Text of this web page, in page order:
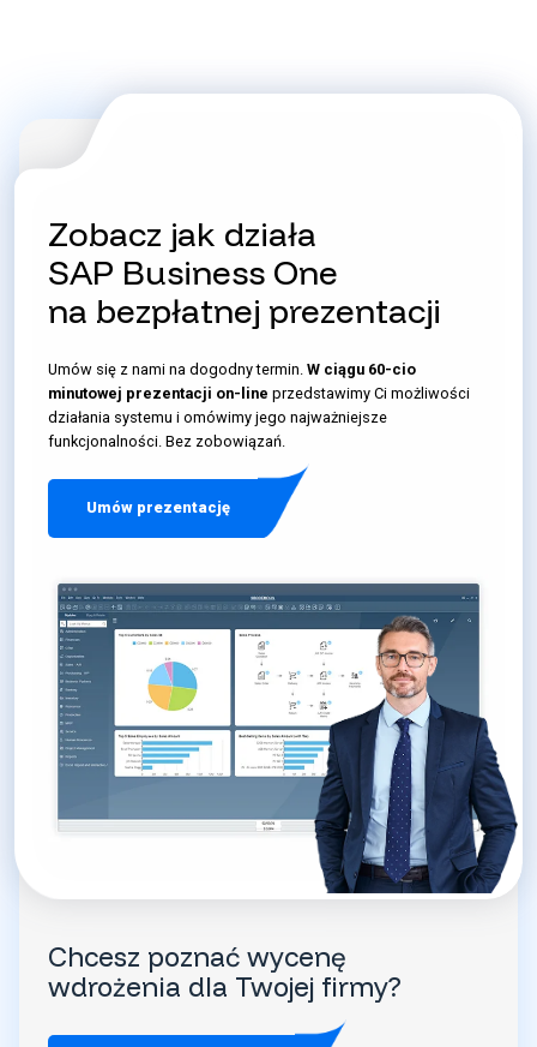
Zobacz jak działa
SAP Business One
na bezpłatnej prezentacji
Umów się z nami na dogodny termin. W ciągu 60-cio
minutowej prezentacji on-line przedstawimy Ci możliwości
działania systemu i omówimy jego najważniejsze
funkcjonalności. Bez zobowiązań.
Umów prezentację
Chcesz poznać wycenę
wdrożenia dla Twojej firmy?